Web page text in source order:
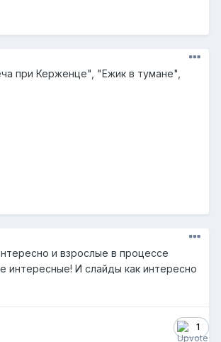
при Керженце", "Ежик в тумане",
и взрослые в процессе
интересные! И слайды как интересно
1